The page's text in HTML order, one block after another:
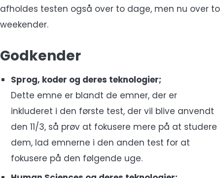
afholdes testen også over to dage, men nu over to
weekender.
Godkender
Sprog, koder og deres teknologier;
Dette emne er blandt de emner, der er
inkluderet i den første test, der vil blive anvendt
den 11/3, så prøv at fokusere mere på at studere
dem, lad emnerne i den anden test for at
fokusere på den følgende uge.